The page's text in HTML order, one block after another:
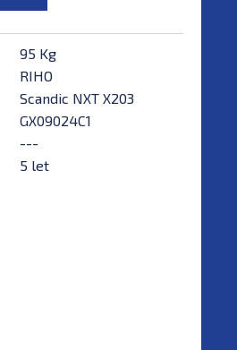
95 Kg
RIHO
Scandic NXT X203
GX09024C1
---
5 let